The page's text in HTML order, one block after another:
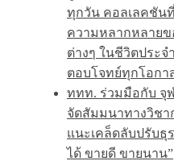
ทุกวัน คอลเลคชัน
ความหลากหลายข
ต่างๆ ในชีวิตประจ
ตอบโจทย์ทุกโอกา
ททท. ร่วมมือกับ จุ
จัดสัมมนาทางวิชา
แนะเคล็ดลับปรับธุ
ได้ ขายดี ขายนาน”